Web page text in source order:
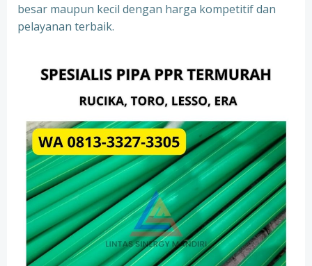
besar maupun kecil dengan harga kompetitif dan
pelayanan terbaik.